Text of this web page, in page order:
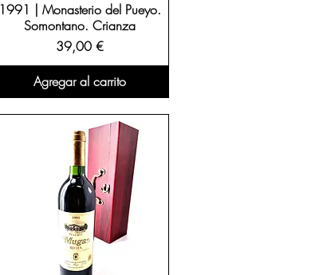
1991 | Monasterio del Pueyo.
Somontano. Crianza
Precio
39,00 €
Agregar al carrito